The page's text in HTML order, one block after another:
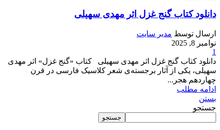
دانلود کتاب گنج غزل اثر مهدی سهیلی
ارسال توسط مدیر سایت
نوامبر 8, 2025
1
دانلود کتاب گنج غزل اثر مهدی سهیلی کتاب «گنج غزل» اثر مهدی
سهیلی، یکی از آثار برجسته‌ی شعر کلاسیک فارسی در قرن
چهاردهم هجر...
ادامه مطلب
بستن
جستجو
جستجو